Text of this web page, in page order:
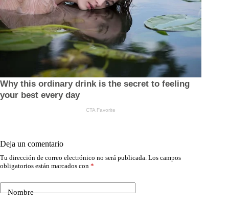
Deja un comentario
Tu dirección de correo electrónico no será publicada. Los campos
obligatorios están marcados con *
Nombre